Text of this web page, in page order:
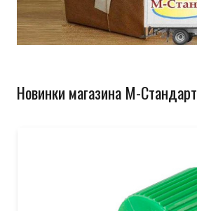
Новинки магазина М-Стандарт